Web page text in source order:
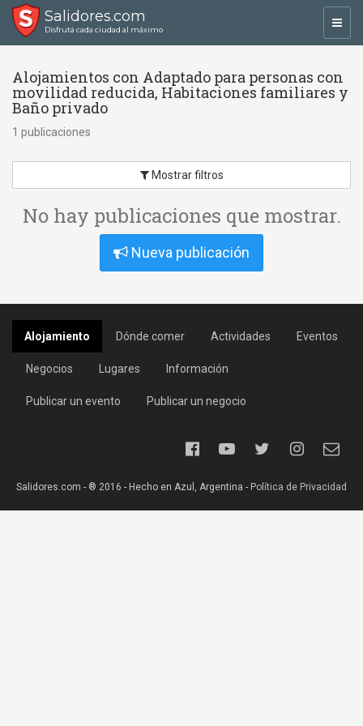
Salidores.com
Disfrutá cada ciudad al máximo
Alojamientos con Adaptado para personas con
movilidad reducida, Habitaciones familiares y
Baño privado
1 publicaciones
Mostrar filtros
No hay publicaciones que mostrar.
Nueva publicación
Alojamiento Dónde comer Actividades Eventos
Negocios Lugares Información
Publicar un evento Publicar un negocio
Salidores.com - ® 2016 - Hecho en Azul, Argentina - Política de Privacidad